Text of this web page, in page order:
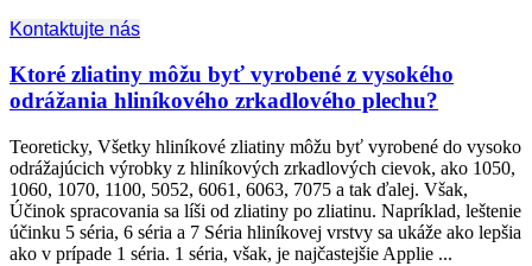
Kontaktujte nás
Ktoré zliatiny môžu byť vyrobené z vysokého
odrážania hliníkového zrkadlového plechu?
Teoreticky, Všetky hliníkové zliatiny môžu byť vyrobené do vysoko
odrážajúcich výrobky z hliníkových zrkadlových cievok, ako 1050,
1060, 1070, 1100, 5052, 6061, 6063, 7075 a tak ďalej. Však,
Účinok spracovania sa líši od zliatiny po zliatinu. Napríklad, leštenie
účinku 5 séria, 6 séria a 7 Séria hliníkovej vrstvy sa ukáže ako lepšia
ako v prípade 1 séria. 1 séria, však, je najčastejšie Applie ...